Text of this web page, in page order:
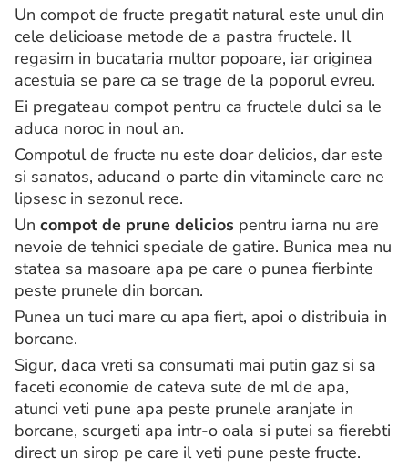
Un compot de fructe pregatit natural este unul din
cele delicioase metode de a pastra fructele. Il
regasim in bucataria multor popoare, iar originea
acestuia se pare ca se trage de la poporul evreu.
Ei pregateau compot pentru ca fructele dulci sa le
aduca noroc in noul an.
Compotul de fructe nu este doar delicios, dar este
si sanatos, aducand o parte din vitaminele care ne
lipsesc in sezonul rece.
Un compot de prune delicios pentru iarna nu are
nevoie de tehnici speciale de gatire. Bunica mea nu
statea sa masoare apa pe care o punea fierbinte
peste prunele din borcan.
Punea un tuci mare cu apa fiert, apoi o distribuia in
borcane.
Sigur, daca vreti sa consumati mai putin gaz si sa
faceti economie de cateva sute de ml de apa,
atunci veti pune apa peste prunele aranjate in
borcane, scurgeti apa intr-o oala si putei sa fierebti
direct un sirop pe care il veti pune peste fructe.